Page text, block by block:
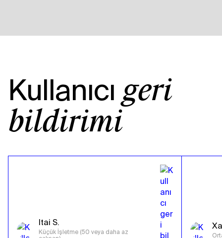
Kullanıcı geri
bildirimi
Itai S.
Küçük İşletme (50 veya daha az